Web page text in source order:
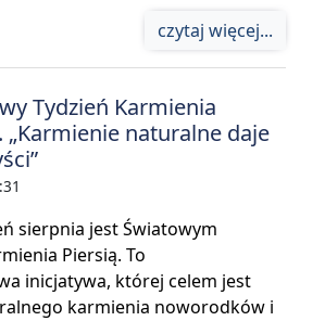
czytaj więcej...
Tydzień Karmienia
„Karmienie naturalne daje
sierpnia jest Światowym
Piersią. To
inicjatywa, której celem jest
karmienia noworodków i